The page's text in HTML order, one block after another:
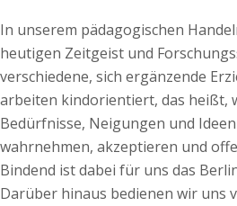
In unserem pädagogischen
heutigen Zeitgeist und
verschiedene, sich ergänzende
arbeiten kindorientiert, das heißt,
Bedürfnisse, Neigungen und
wahrnehmen, akzeptieren und
Bindend ist dabei für uns das
Darüber hinaus bedienen wir uns